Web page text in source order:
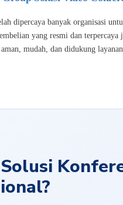
dipercaya banyak organisasi
yang resmi dan
mudah, dan didukung